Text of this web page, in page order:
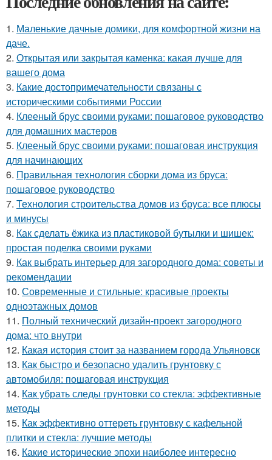
1. Маленькие дачные домики, для комфортной жизни на
даче.
2. Открытая или закрытая каменка: какая лучше для
вашего дома
3. Какие достопримечательности связаны с
историческими событиями России
4. Клееный брус своими руками: пошаговое руководство
для домашних мастеров
5. Клееный брус своими руками: пошаговая инструкция
для начинающих
6. Правильная технология сборки дома из бруса:
пошаговое руководство
7. Технология строительства домов из бруса: все плюсы
и минусы
8. Как сделать ёжика из пластиковой бутылки и шишек:
простая поделка своими руками
9. Как выбрать интерьер для загородного дома: советы и
рекомендации
10. Современные и стильные: красивые проекты
одноэтажных домов
11. Полный технический дизайн-проект загородного
дома: что внутри
12. Какая история стоит за названием города Ульяновск
13. Как быстро и безопасно удалить грунтовку с
автомобиля: пошаговая инструкция
14. Как убрать следы грунтовки со стекла: эффективные
методы
15. Как эффективно оттереть грунтовку с кафельной
плитки и стекла: лучшие методы
16. Какие исторические эпохи наиболее интересно